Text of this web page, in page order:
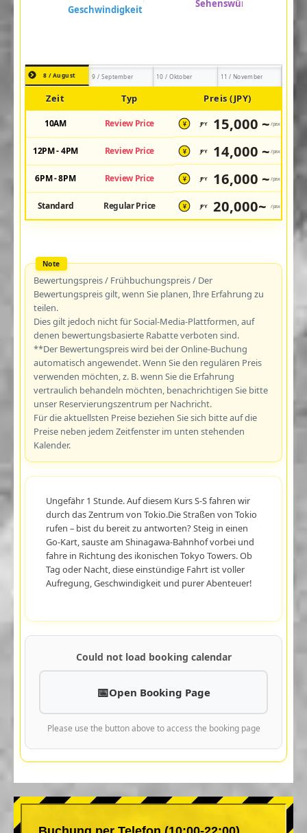
8 / August 9 / September 10 / Oktober 11 / November
Zeit Typ Preis (JPY)
10AM Review Price ¥ JPY 15,000 ~ /pax
12PM - 4PM Review Price ¥ JPY 14,000 ~ /pax
6PM - 8PM Review Price ¥ JPY 16,000 ~ /pax
Standard Regular Price ¥ JPY 20,000~ /pax
Bewertungspreis / Frühbuchungspreis / Der
Bewertungspreis gilt, wenn Sie planen, Ihre Erfahrung zu
teilen.
Dies gilt jedoch nicht für Social-Media-Plattformen, auf
denen bewertungsbasierte Rabatte verboten sind.
**Der Bewertungspreis wird bei der Online-Buchung
automatisch angewendet. Wenn Sie den regulären Preis
verwenden möchten, z. B. wenn Sie die Erfahrung
vertraulich behandeln möchten, benachrichtigen Sie bitte
unser Reservierungszentrum per Nachricht.
Für die aktuellsten Preise beziehen Sie sich bitte auf die
Preise neben jedem Zeitfenster im unten stehenden
Kalender.
Ungefähr 1 Stunde. Auf diesem Kurs S-S fahren wir
durch das Zentrum von Tokio.Die Straßen von Tokio
rufen – bist du bereit zu antworten? Steig in einen
Go-Kart, sauste am Shinagawa-Bahnhof vorbei und
fahre in Richtung des ikonischen Tokyo Towers. Ob
Tag oder Nacht, diese einstündige Fahrt ist voller
Aufregung, Geschwindigkeit und purer Abenteuer!
Could not load booking calendar
Open Booking Page
Please use the button above to access the booking page